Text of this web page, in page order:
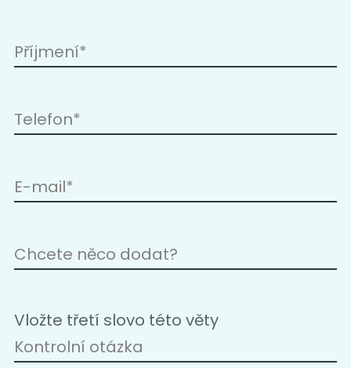
Vložte třetí slovo této věty